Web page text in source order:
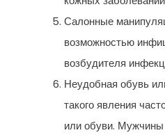
Салонные
возможностью
возбудителя
Неудобная обувь
такого явления
или обуви. Мужчины